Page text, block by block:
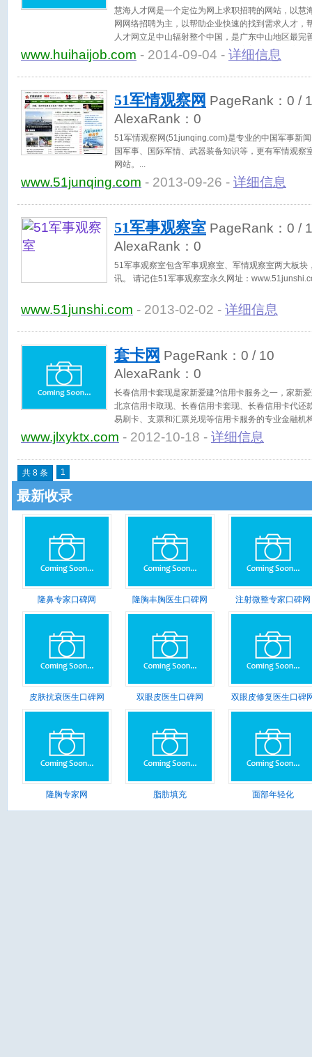
慧海人才网是一个定位为网上求职招聘的网站，以慧
网网络招聘为主，以帮助企业快速的找到需求人才，
人才网立足中山辐射整个中国，是广东中山地区最完
了能更好的服务中山人民，我们将完善我们的制度让
www.huihaijob.com - 2014-09-04 - 详细信息
51军情观察网 PageRank： 0 /
AlexaRank： 0
51军情观察网(51junqing.com)是专业的中国军事新
国军事、国际军情、武器装备知识等，更有军情观察
网站。
www.51junqing.com - 2013-09-26 - 详细信息
51军事观察室 PageRank： 0 /
AlexaRank： 0
51军事观察室包含军事观察室、军情观察室两大板块
讯。 请记住51军事观察室永久网址：
www.51junshi.com - 2013-02-02 - 详细信息
套卡网 PageRank： 0 / 10
AlexaRank： 0
长春信用卡套现是家新爱建?信用卡服务之一，家新
北京信用卡取现、长春信用卡套现、长春信用卡代还
易刷卡、支票和汇票兑现等信用卡服务的专业金融机
套现，是专业从事长春信用卡取现的专业公司,座落
金融中心。
www.jlxyktx.com - 2012-10-18 - 详细信息
共 8 条 1
最新收录
隆鼻专家口碑网 隆胸丰胸医生口碑网 注射微整专家口碑网
皮肤抗衰医生口碑网 双眼皮医生口碑网 双眼皮修复医生口碑
隆胸专家网 脂肪填充 面部年轻化